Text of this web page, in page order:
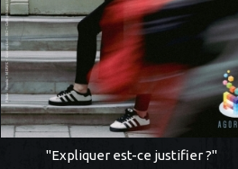
"Expliquer est-ce justifier ?"